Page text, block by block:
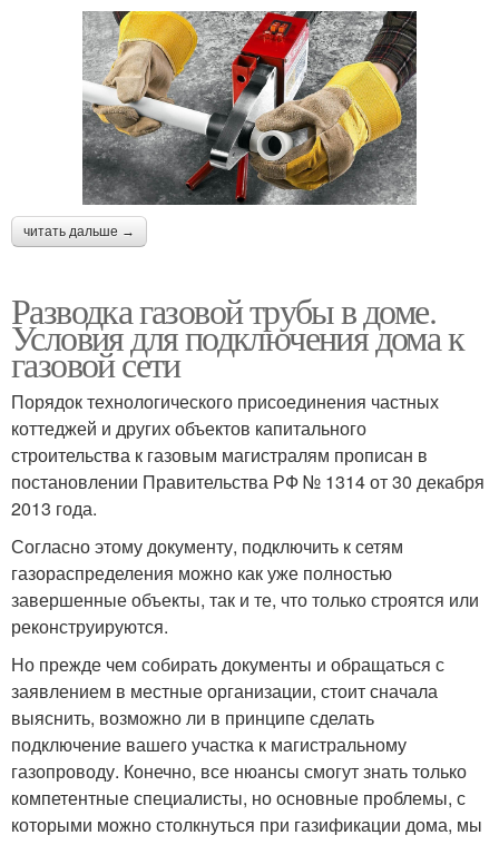
читать дальше →
Разводка газовой трубы в доме.
Условия для подключения дома к
газовой сети
Порядок технологического присоединения частных
коттеджей и других объектов капитального
строительства к газовым магистралям прописан в
постановлении Правительства РФ № 1314 от 30 декабря
2013 года.
Согласно этому документу, подключить к сетям
газораспределения можно как уже полностью
завершенные объекты, так и те, что только строятся или
реконструируются.
Но прежде чем собирать документы и обращаться с
заявлением в местные организации, стоит сначала
выяснить, возможно ли в принципе сделать
подключение вашего участка к магистральному
газопроводу. Конечно, все нюансы смогут знать только
компетентные специалисты, но основные проблемы, с
которыми можно столкнуться при газификации дома, мы